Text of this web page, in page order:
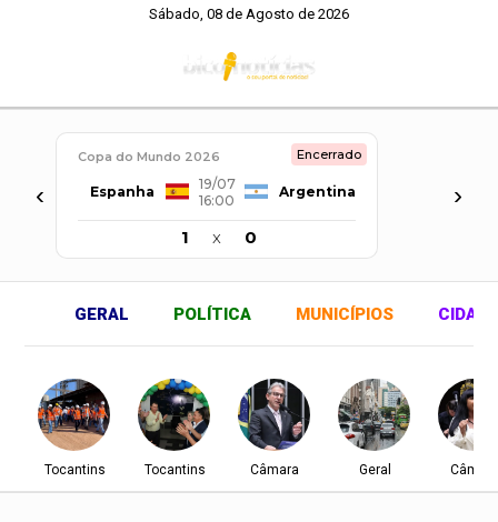
Sábado, 08 de Agosto de 2026
‹
Copa do Mundo 2026 Encerrado
Espanha
19/07
16:00
Argentina
1 x 0
›
GERAL POLÍTICA MUNICÍPIOS
Tocantins Tocantins Câmara Geral